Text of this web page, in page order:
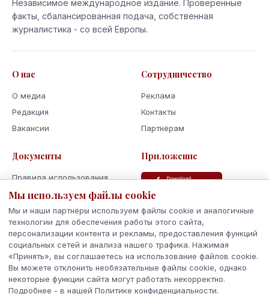
Независимое международное издание. Проверенные
факты, сбалансированная подача, собственная
журналистика - со всей Европы.
О нас
О медиа
Редакция
Вакансии
Сотрудничество
Реклама
Контакты
Партнёрам
Документы
Правила использования
Политика
Использование cookie
Кодекс поведения и этики
Приложение
Мы используем файлы cookie
Мы и наши партнёры используем файлы cookie и аналогичные
технологии для обеспечения работы этого сайта,
персонализации контента и рекламы, предоставления функций
социальных сетей и анализа нашего трафика. Нажимая
«Принять», вы соглашаетесь на использование файлов cookie.
Вы можете отклонить необязательные файлы cookie, однако
некоторые функции сайта могут работать некорректно.
Подробнее - в нашей Политике конфиденциальности.